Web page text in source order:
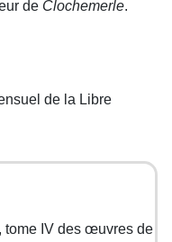
de Clochemerle.
de la Libre
tome IV des œuvres de